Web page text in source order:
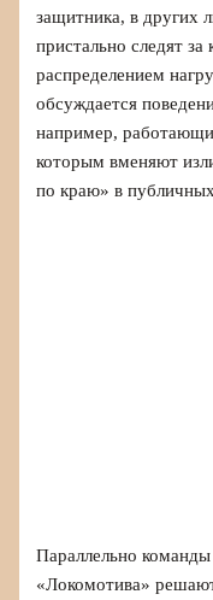
защитника, в других
пристально следят
распределением
обсуждается
например,
которым вменяют
по краю» в
Параллельно
«Локомотива»